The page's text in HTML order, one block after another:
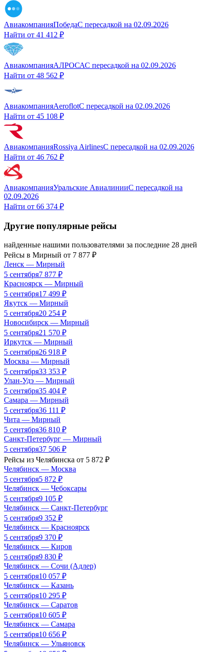
АвиакомпанияПобедаС пересадкой на 02.09.2026
Найти от 41 412 ₽
АвиакомпанияАЛРОСАС пересадкой на 02.09.2026
Найти от 48 562 ₽
АвиакомпанияAeroflotС пересадкой на 02.09.2026
Найти от 45 108 ₽
АвиакомпанияRossiya AirlinesС пересадкой на 02.09.2026
Найти от 46 762 ₽
АвиакомпанияУральские АвиалинииС пересадкой на
02.09.2026
Найти от 66 374 ₽
Другие популярные рейсы
найденные нашими пользователями за последние 28 дней
Рейсы в Мирный от 7 877 ₽
Ленск — Мирный
5 сентября7 877 ₽
Красноярск — Мирный
5 сентября17 499 ₽
Якутск — Мирный
5 сентября20 254 ₽
Новосибирск — Мирный
5 сентября21 570 ₽
Иркутск — Мирный
5 сентября26 918 ₽
Москва — Мирный
5 сентября33 353 ₽
Улан-Удэ — Мирный
5 сентября35 404 ₽
Самара — Мирный
5 сентября36 111 ₽
Чита — Мирный
5 сентября36 810 ₽
Санкт-Петербург — Мирный
5 сентября37 506 ₽
Рейсы из Челябинска от 5 872 ₽
Челябинск — Москва
5 сентября5 872 ₽
Челябинск — Чебоксары
5 сентября9 105 ₽
Челябинск — Санкт-Петербург
5 сентября9 352 ₽
Челябинск — Красноярск
5 сентября9 370 ₽
Челябинск — Киров
5 сентября9 830 ₽
Челябинск — Сочи (Адлер)
5 сентября10 057 ₽
Челябинск — Казань
5 сентября10 295 ₽
Челябинск — Саратов
5 сентября10 605 ₽
Челябинск — Самара
5 сентября10 656 ₽
Челябинск — Ульяновск